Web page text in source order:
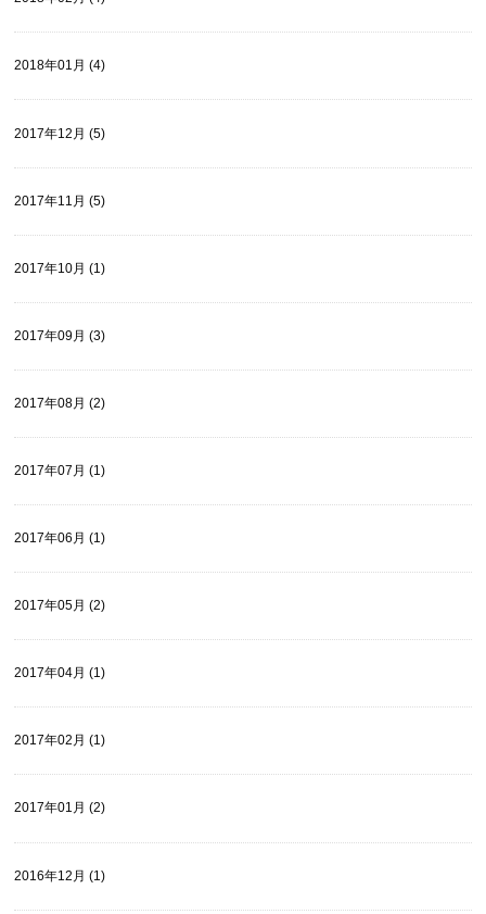
2018年01月 (4)
2017年12月 (5)
2017年11月 (5)
2017年10月 (1)
2017年09月 (3)
2017年08月 (2)
2017年07月 (1)
2017年06月 (1)
2017年05月 (2)
2017年04月 (1)
2017年02月 (1)
2017年01月 (2)
2016年12月 (1)